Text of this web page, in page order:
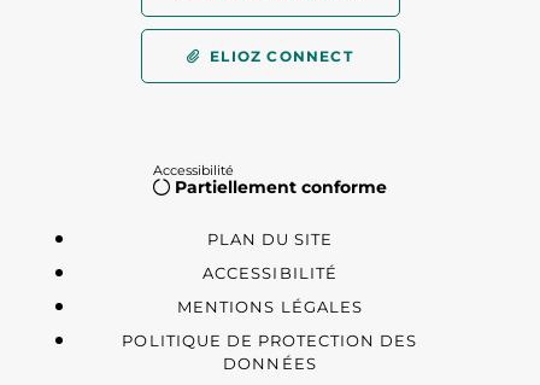
ELIOZ CONNECT
Accessibilité
Partiellement conforme
PLAN DU SITE
ACCESSIBILITÉ
MENTIONS LÉGALES
POLITIQUE DE PROTECTION DES
DONNÉES